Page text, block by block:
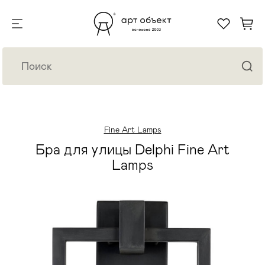
Fine Art Lamps
Бра для улицы Delphi Fine Art
Lamps